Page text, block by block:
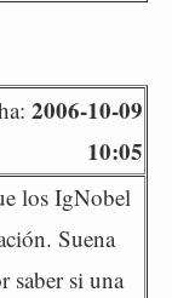
2006-10-09
10:05
los IgNobel
Suena
saber si una